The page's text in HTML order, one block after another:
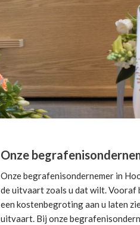
Onze
Onze begrafenisondernemer in
de uitvaart zoals u dat wilt. Vooraf
een kostenbegroting aan u laten
uitvaart. Bij onze